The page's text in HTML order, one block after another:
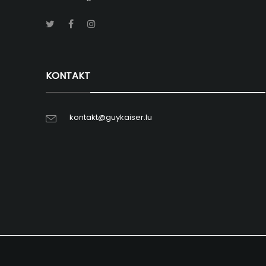
KONTAKT
kontakt@guykaiser.lu